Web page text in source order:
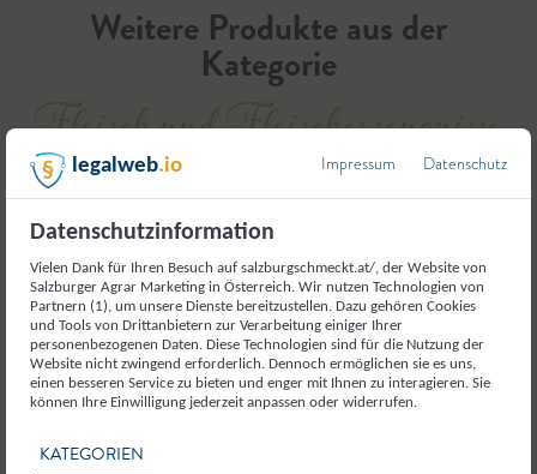
Weitere Produkte aus der
Kategorie
Fleisch und Fleischerzeugnisse
legalweb.io Impressum Datenschutz
Datenschutzinformation
Vielen Dank für Ihren Besuch auf salzburgschmeckt.at/, der Website von
Salzburger Agrar Marketing in Österreich. Wir nutzen Technologien von
Partnern (1), um unsere Dienste bereitzustellen. Dazu gehören Cookies
und Tools von Drittanbietern zur Verarbeitung einiger Ihrer
personenbezogenen Daten. Diese Technologien sind für die Nutzung der
Website nicht zwingend erforderlich. Dennoch ermöglichen sie es uns,
einen besseren Service zu bieten und enger mit Ihnen zu interagieren. Sie
können Ihre Einwilligung jederzeit anpassen oder widerrufen.
KATEGORIEN